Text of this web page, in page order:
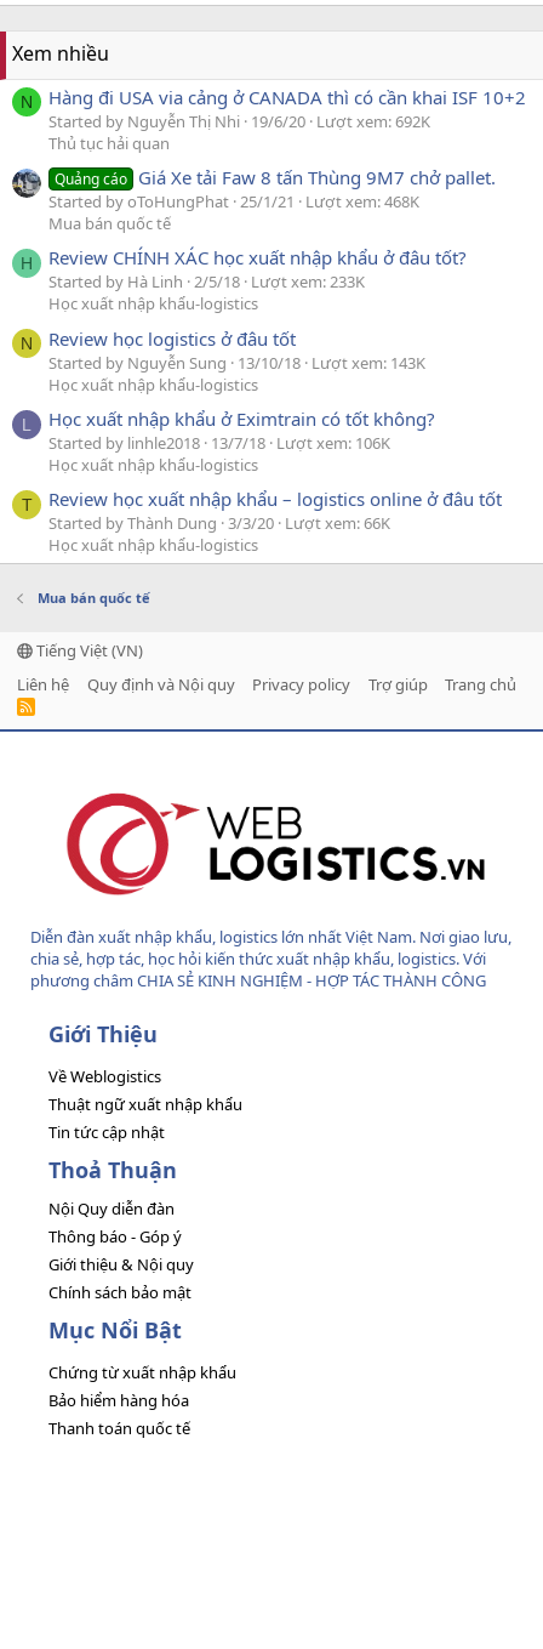
Xem nhiều
N Hàng đi USA via cảng ở CANADA thì có cần khai ISF 10+2
Started by Nguyễn Thị Nhi 19/6/20 Lượt xem: 692K
Thủ tục hải quan
Quảng cáo Giá Xe tải Faw 8 tấn Thùng 9M7 chở pallet.
Started by oToHungPhat 25/1/21
Lượt xem: 468K
Mua bán quốc tế
H Review CHÍNH XÁC học xuất nhập khẩu ở đâu tốt?
Started by Hà Linh 2/5/18 Lượt xem: 233K
Học xuất nhập khẩu-logistics
N Review học logistics ở đâu tốt
Started by Nguyễn Sung 13/10/18 Lượt xem: 143K
Học xuất nhập khẩu-logistics
L Học xuất nhập khẩu ở Eximtrain có tốt không?
Started by linhle2018 13/7/18 Lượt xem: 106K
Học xuất nhập khẩu-logistics
T Review học xuất nhập khẩu – logistics online ở đâu tốt
Started by Thành Dung 3/3/20 Lượt xem: 66K
Học xuất nhập khẩu-logistics
Mua bán quốc tế
Tiếng Việt (VN)
Liên hệ
Quy định và Nội quy Privacy policy Trợ giúp Trang chủ
R
Diễn đàn xuất nhập khẩu, logistics lớn nhất Việt Nam. Nơi giao lưu,
chia sẻ, hợp tác, học hỏi kiến thức xuất nhập khẩu, logistics. Với
phương châm CHIA SẺ KINH NGHIỆM - HỢP TÁC THÀNH CÔNG
Giới Thiệu
Về Weblogistics
Thuật ngữ xuất nhập khẩu
Tin tức cập nhật
Thoả Thuận
Nội Quy diễn đàn
Thông báo - Góp ý
Giới thiệu & Nội quy
Chính sách bảo mật
Mục Nổi Bật
Chứng từ xuất nhập khẩu
Bảo hiểm hàng hóa
Thanh toán quốc tế